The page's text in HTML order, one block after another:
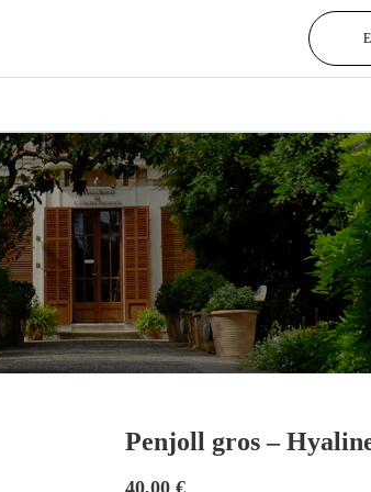
Penjoll gros –
40,00 €